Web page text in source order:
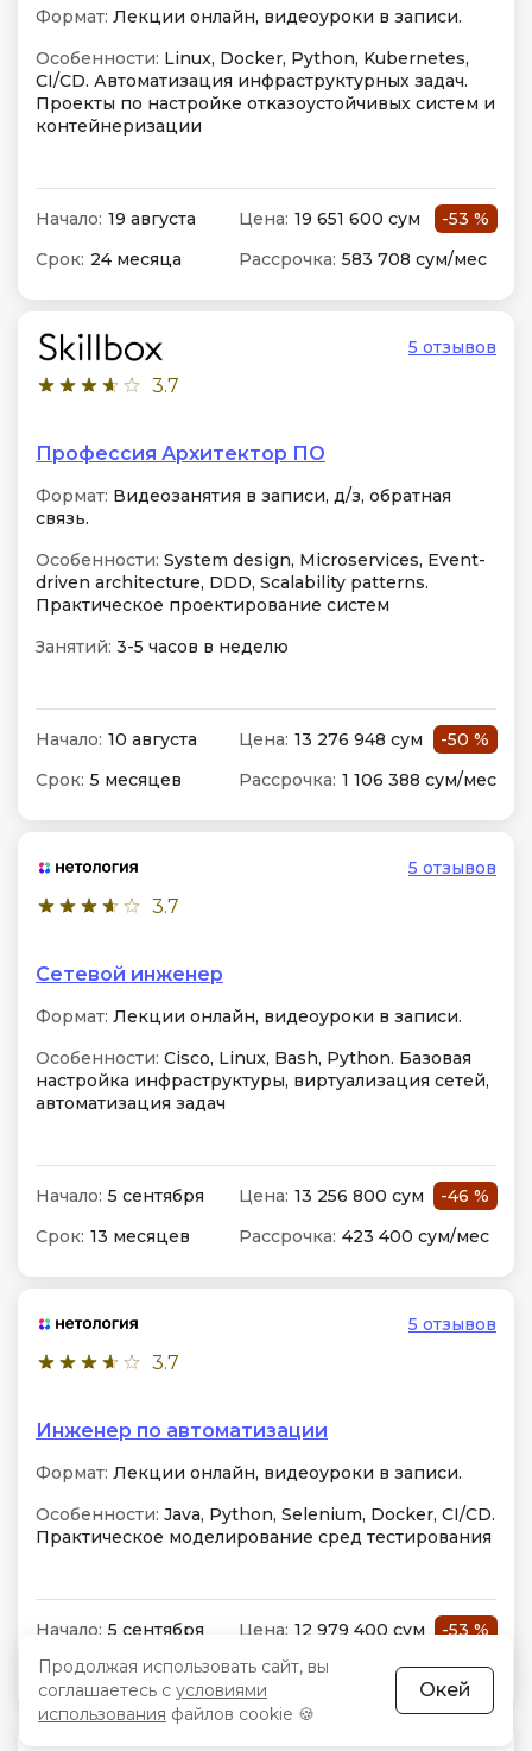
Формат: Лекции онлайн, видеоуроки в записи.
Особенности: Linux, Docker, Python, Kubernetes,
CI/CD. Автоматизация инфраструктурных задач.
Проекты по настройке отказоустойчивых систем и
контейнеризации
Начало: 19 августа Цена: 19 651 600 сум
-53 %
Срок: 24 месяца Рассрочка: 583 708 сум/мес
3.7
5 отзывов
Профессия Архитектор ПО
Формат: Видеозанятия в записи, д/з, обратная
связь.
Особенности: System design, Microservices, Event-
driven architecture, DDD, Scalability patterns.
Практическое проектирование систем
Занятий: 3-5 часов в неделю
Начало: 10 августа Цена: 13 276 948 сум
-50 %
Срок: 5 месяцев Рассрочка: 1 106 388 сум/мес
3.7
5 отзывов
Сетевой инженер
Формат: Лекции онлайн, видеоуроки в записи.
Особенности: Cisco, Linux, Bash, Python. Базовая
настройка инфраструктуры, виртуализация сетей,
автоматизация задач
Начало: 5 сентября Цена: 13 256 800 сум
-46 %
Срок: 13 месяцев Рассрочка: 423 400 сум/мес
3.7
5 отзывов
Инженер по автоматизации
Формат: Лекции онлайн, видеоуроки в записи.
Особенности: Java, Python, Selenium, Docker, CI/CD.
Практическое моделирование сред тестирования
Начало: 5 сентября Цена: 12 979 400 сум
-53 %
Срок: 13 месяцев Рассрочка: 424 130 сум/мес
Продолжая использовать сайт, вы
соглашаетесь с условиями
использования файлов cookie 🍪
Окей